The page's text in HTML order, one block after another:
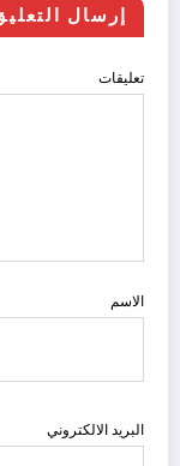
إرسال
تعليقات
الاسم
البريد الالكتروني